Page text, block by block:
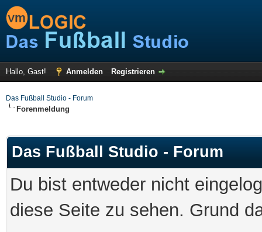
Hallo, Gast! Anmelden Registrieren
Das Fußball Studio - Forum
Forenmeldung
Das Fußball Studio - Forum
Du bist entweder nicht
diese Seite zu sehen. Grund